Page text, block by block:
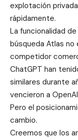
explotación
rápidamente.
La funcionalidad
búsqueda Atlas no
competidor
ChatGPT han
similares durante
vencieron a
Pero el
cambio.
Creemos que los